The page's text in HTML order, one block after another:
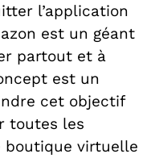
l’application
est un géant
partout et à
est un
cet objectif
toutes les
boutique virtuelle